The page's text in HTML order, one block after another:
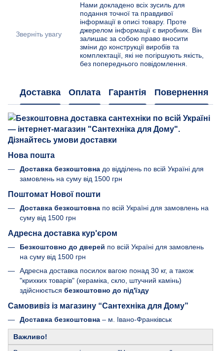
Зверніть увагу
Нами докладено всіх зусиль для
подання точної та правдивої
інформації в описі товару. Проте
джерелом інформації є виробник. Він
залишає за собою право вносити
зміни до конструкції виробів та
комплектації, які не погіршують якість,
без попереднього повідомлення.
Доставка Оплата Гарантія Повернення
Нова пошта
Доставка безкоштовна до відділень по всій Україні для
замовлень на суму від 1500 грн
Поштомат Нової пошти
Доставка безкоштовна по всій Україні для замовлень на
суму від 1500 грн
Адресна доставка кур'єром
Безкоштовно до дверей по всій Україні для замовлень
на суму від 1500 грн
Адресна доставка посилок вагою понад 30 кг, а також
"крихких товарів" (кераміка, скло, штучний камінь)
здійснюється безкоштовно до під'їзду
Самовивіз із магазину “Сантехніка для Дому”
Доставка безкоштовна – м. Івано-Франківськ
Важливо!